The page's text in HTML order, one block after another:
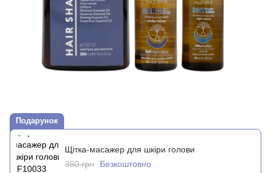
Подарунок
Щітка-масажер для шкіри голови
350 грн
Безкоштовно